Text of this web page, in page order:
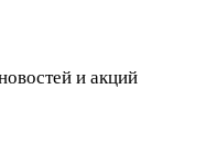
и акций